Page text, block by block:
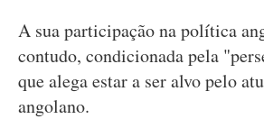
A sua participação na política
contudo, condicionada pela
que alega estar a ser alvo pelo
angolano.